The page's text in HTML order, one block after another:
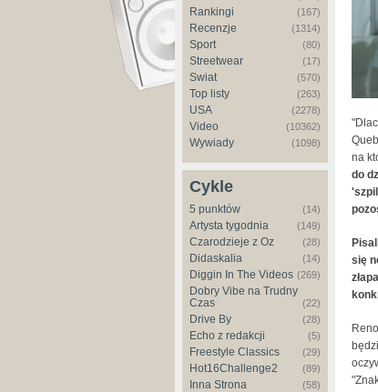
Rankingi (167)
Recenzje (1314)
Sport (80)
Streetwear (17)
Świat (570)
Top listy (263)
USA (2278)
Video (10362)
Wywiady (1098)
Cykle
5 punktów (14)
Artysta tygodnia (149)
Czarodzieje z Oz (28)
Didaskalia (14)
Diggin In The Videos (269)
Dobry Vibe na Trudny
Czas
(22)
Drive By (28)
Echo z redakcji (5)
Freestyle Classics (29)
Hot16Challenge2 (89)
Inna Strona (58)
na
do
się